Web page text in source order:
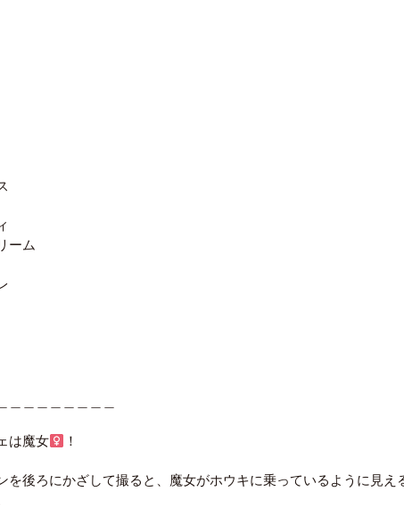
ーム
は魔女‍ ！
を後ろにかざして撮ると、魔女がホウキに乗っているように見え